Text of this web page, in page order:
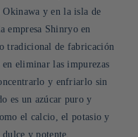
Okinawa y en la isla de
empresa Shinryo en
tradicional de fabricación
eliminar las impurezas
y enfriarlo sin
es un azúcar puro y
el calcio, el potasio y
y potente.